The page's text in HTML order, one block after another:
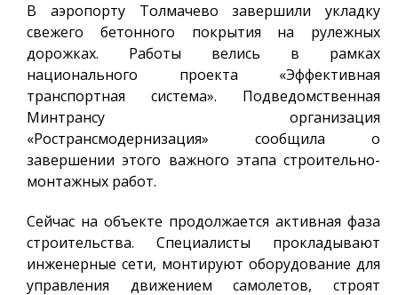
В аэропорту Толмачево завершили укладку
свежего бетонного покрытия на рулежных
дорожках. Работы велись в рамках
национального проекта «Эффективная
транспортная система». Подведомственная
Минтрансу организация
«Ространсмодернизация» сообщила о
завершении этого важного этапа строительно-
монтажных работ.
Сейчас на объекте продолжается активная фаза
строительства. Специалисты прокладывают
инженерные сети, монтируют оборудование для
управления движением самолетов, строят